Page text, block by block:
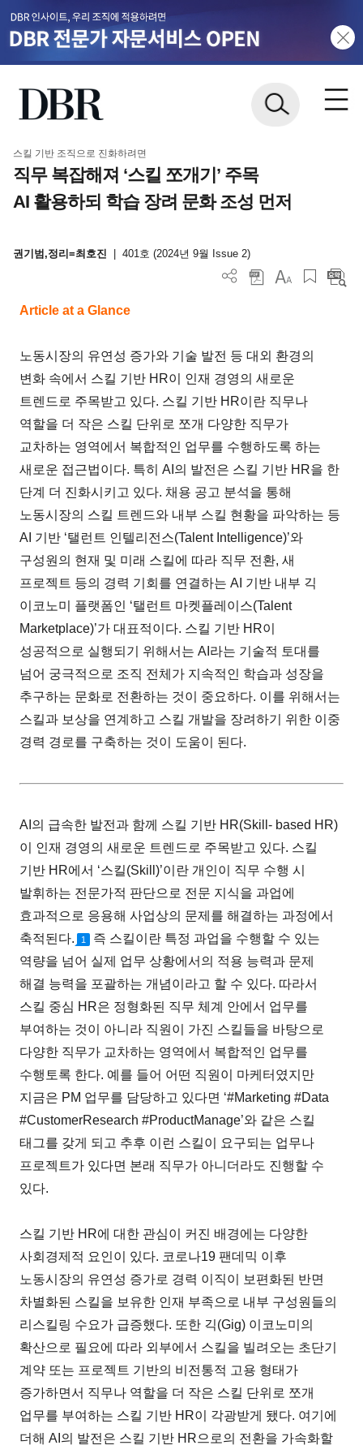
스킬 기반 조직으로 진화하려면
직무 복잡해져 ‘스킬 쪼개기’ 주목
AI 활용하되 학습 장려 문화 조성 먼저
권기범,정리=최호진 401호 (2024년 9월 Issue 2)
Article at a Glance
노동시장의 유연성 증가와 기술 발전 등 대외 환경의
변화 속에서 스킬 기반 HR이 인재 경영의 새로운
트렌드로 주목받고 있다. 스킬 기반 HR이란 직무나
역할을 더 작은 스킬 단위로 쪼개 다양한 직무가
교차하는 영역에서 복합적인 업무를 수행하도록 하는
새로운 접근법이다. 특히 AI의 발전은 스킬 기반 HR을 한
단계 더 진화시키고 있다. 채용 공고 분석을 통해
노동시장의 스킬 트렌드와 내부 스킬 현황을 파악하는 등
AI 기반 ‘탤런트 인텔리전스(Talent Intelligence)’와
구성원의 현재 및 미래 스킬에 따라 직무 전환, 새
프로젝트 등의 경력 기회를 연결하는 AI 기반 내부 긱
이코노미 플랫폼인 ‘탤런트 마켓플레이스(Talent
Marketplace)’가 대표적이다. 스킬 기반 HR이
성공적으로 실행되기 위해서는 AI라는 기술적 토대를
넘어 궁극적으로 조직 전체가 지속적인 학습과 성장을
추구하는 문화로 전환하는 것이 중요하다. 이를 위해서는
스킬과 보상을 연계하고 스킬 개발을 장려하기 위한 이중
경력 경로를 구축하는 것이 도움이 된다.
AI의 급속한 발전과 함께 스킬 기반 HR(Skill- based HR)
이 인재 경영의 새로운 트렌드로 주목받고 있다. 스킬
기반 HR에서 ‘스킬(Skill)’이란 개인이 직무 수행 시
발휘하는 전문가적 판단으로 전문 지식을 과업에
효과적으로 응용해 사업상의 문제를 해결하는 과정에서
축적된다.
1
즉 스킬이란 특정 과업을 수행할 수 있는
역량을 넘어 실제 업무 상황에서의 적용 능력과 문제
해결 능력을 포괄하는 개념이라고 할 수 있다. 따라서
스킬 중심 HR은 정형화된 직무 체계 안에서 업무를
부여하는 것이 아니라 직원이 가진 스킬들을 바탕으로
다양한 직무가 교차하는 영역에서 복합적인 업무를
수행토록 한다. 예를 들어 어떤 직원이 마케터였지만
지금은 PM 업무를 담당하고 있다면 ‘#Marketing #Data
#CustomerResearch #ProductManage’와 같은 스킬
태그를 갖게 되고 추후 이런 스킬이 요구되는 업무나
프로젝트가 있다면 본래 직무가 아니더라도 진행할 수
있다.
스킬 기반 HR에 대한 관심이 커진 배경에는 다양한
사회경제적 요인이 있다. 코로나19 팬데믹 이후
노동시장의 유연성 증가로 경력 이직이 보편화된 반면
차별화된 스킬을 보유한 인재 부족으로 내부 구성원들의
리스킬링 수요가 급증했다. 또한 긱(Gig) 이코노미의
확산으로 필요에 따라 외부에서 스킬을 빌려오는 초단기
계약 또는 프로젝트 기반의 비전통적 고용 형태가
증가하면서 직무나 역할을 더 작은 스킬 단위로 쪼개
업무를 부여하는 스킬 기반 HR이 각광받게 됐다. 여기에
더해 AI의 발전은 스킬 기반 HR으로의 전환을 가속화할